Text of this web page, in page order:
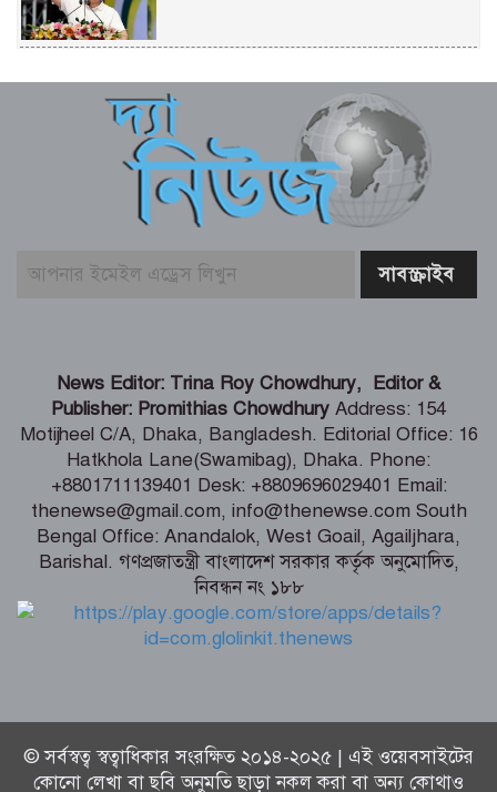
বাবার ভবিষ্যৎ স্বপ্নের সমাধি
জুলাই আন্দোলনের ত্যাগকে চূড়ান্ত পর্যায়ে
নিয়ে যেতে হবে – তথ্যমন্ত্রী
পুলিশ কর্মকর্তাদের নিয়ে অপপ্রচার, কঠোর
শিগগিরই শুরু হবে তিস্তা মহাপরিকল্পনা
বাস্তবায়নের কাজ – পানি সম্পদ মন্ত্রী
সংবাদপত্র সমাজের দর্পণ – মৎস্য ও
প্রাণিসম্পদ প্রতিমন্ত্রী
শেখ হাসিনা কি বেঁচে আছেন, না কি মারা
গেছেন- রাশেদ খাঁন
News Editor: Trina Roy Chowdhury, Editor &
Publisher: Promithias Chowdhury Address: 154
Motijheel C/A, Dhaka, Bangladesh. Editorial Office: 16
Hatkhola Lane(Swamibag), Dhaka. Phone:
+8801711139401 Desk: +8809696029401 Email:
thenewse@gmail.com, info@thenewse.com South
Bengal Office: Anandalok, West Goail, Agailjhara,
Barishal. গণপ্রজাতন্ত্রী বাংলাদেশ সরকার কর্তৃক অনুমোদিত,
নিবন্ধন নং ১৮৮
© সর্বস্বত্ব স্বত্বাধিকার সংরক্ষিত ২০১৪-২০২৫ | এই ওয়েবসাইটের
কোনো লেখা বা ছবি অনুমতি ছাড়া নকল করা বা অন্য কোথাও